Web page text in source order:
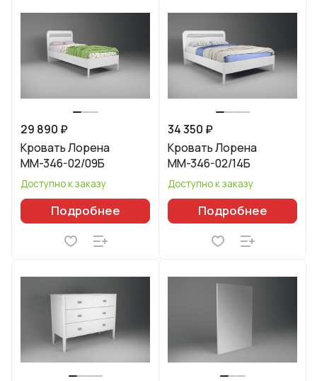
29 890 ₽
Кровать Лорена
ММ-346-02/09Б
Доступно к заказу
Подробнее
34 350 ₽
Кровать Лорена
ММ-346-02/14Б
Доступно к заказу
Подробнее